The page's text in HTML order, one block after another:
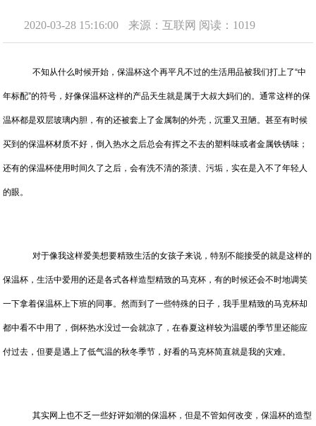
2020-03-28 15:16:00 来源：互联网 阅读：1019
不知从什么时候开始，保温杯这个再平凡不过的生活用品被我们打上了“中
年标配”的符号，好像保温杯这样的产品天生就是属于大叔大妈们的。通常这样的保
温杯都是双层玻璃内胆，有的还被套上了金属制的外壳，沉重又丑陋。甚至有时候
买到的保温杯材质不好，倒入热水之后总会有挥之不去的塑料味或者金属铁锈味；
还有的保温杯使用时间久了之后，会有洗不清的茶渍、污垢，实在是入不了年轻人
的眼。
对于像我这样爱美想要精致生活的女孩子来说，特别不能接受的就是这样的
保温杯，生活中爱用的还是各式各样造型精致的马克杯，有的时候还会不时地调笑
一下拿着保温杯上下班的同事。然而到了一些特殊的日子，我手里精致的马克杯却
都中看不中用了，倒杯热水没过一会就凉了，在春夏这样较为温暖的季节里还能应
付过去，但要是遇上了低气温的秋冬季节，好看的马克杯简直就是我的灾难。
其实网上也不乏一些好评如潮的保温杯，但是不管如何改变，保温杯的造型